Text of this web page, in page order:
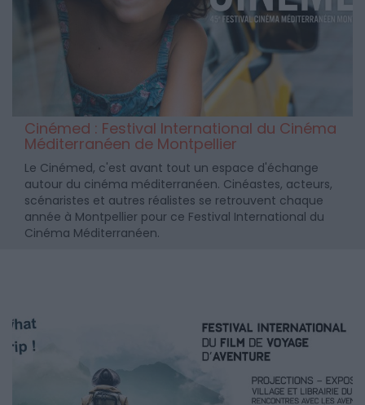
Cinémed : Festival International du Cinéma
Méditerranéen de Montpellier
Le Cinémed, c'est avant tout un espace d'échange
autour du cinéma méditerranéen. Cinéastes, acteurs,
scénaristes et autres réalistes se retrouvent chaque
année à Montpellier pour ce Festival International du
Cinéma Méditerranéen.